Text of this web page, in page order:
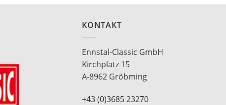
KONTAKT
Ennstal-Classic GmbH
Kirchplatz 15
A-8962 Gröbming
+43 (0)3685 23270